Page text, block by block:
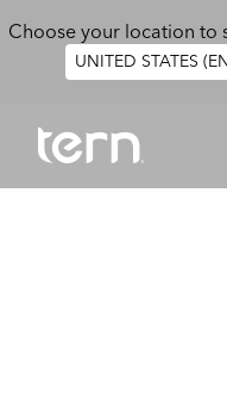
Choose your location to
UNITED STATES